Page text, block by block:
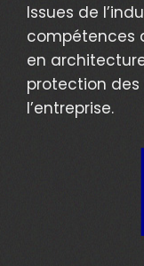
Issues de
compétences
en
protection
l’entreprise.